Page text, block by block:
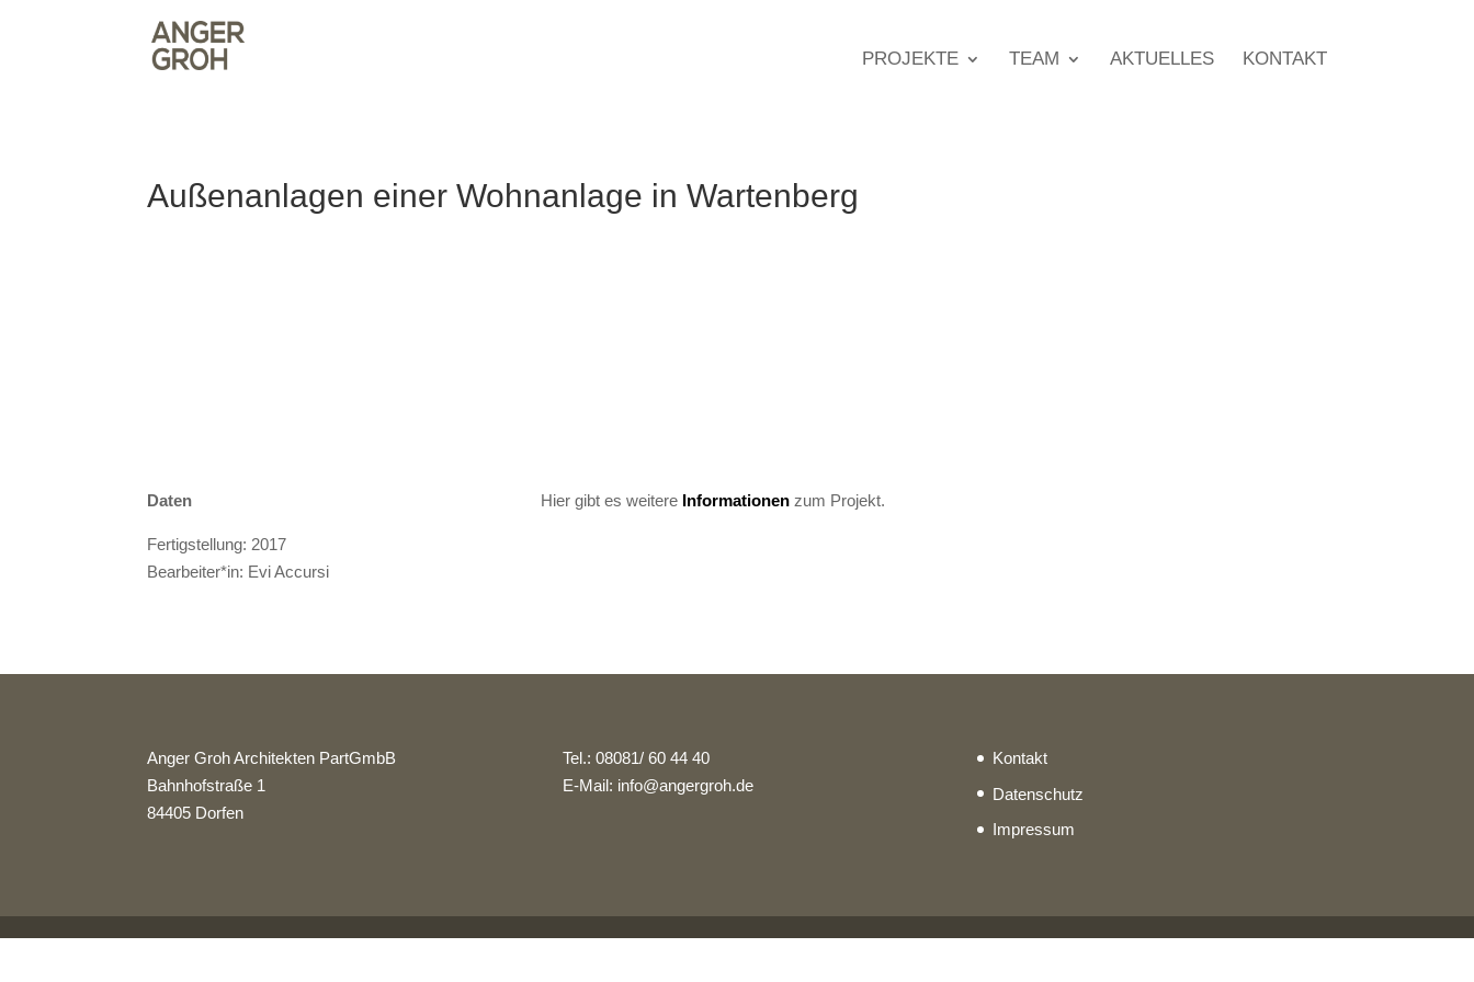
PROJEKTE TEAM AKTUELLES KONTAKT
Außenanlagen einer Wohnanlage in Wartenberg
Daten
Fertigstellung: 2017
Bearbeiter*in: Evi Accursi
Hier gibt es weitere Informationenzum Projekt.
Anger Groh Architekten PartGmbB
Bahnhofstraße 1
84405 Dorfen
Tel.: 08081/ 60 44 40
E-Mail: info@angergroh.de
Kontakt
Datenschutz
Impressum